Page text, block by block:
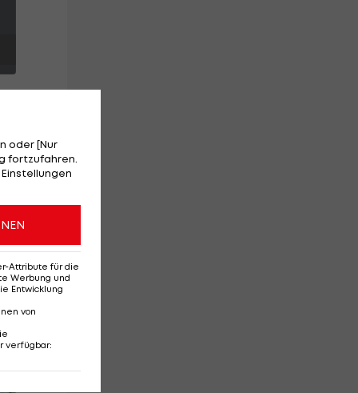
oder [Nur
fortzufahren.
Attribute für die
Werbung und
Entwicklung
von
verfügbar: